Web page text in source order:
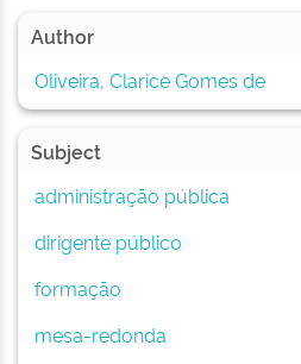
Author
Oliveira, Clarice Gomes de
Subject
administração pública
dirigente público
formação
mesa-redonda